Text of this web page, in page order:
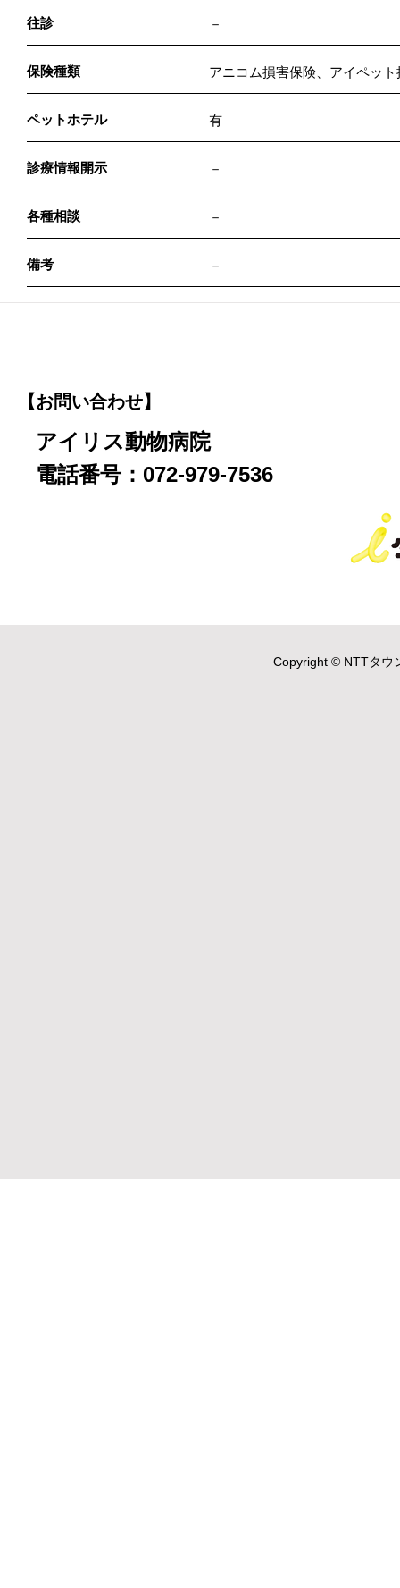
往診 －
保険種類 アニコム損害保険、アイペット
ペットホテル 有
診療情報開示 －
各種相談 －
備考 －
【お問い合わせ】
アイリス動物病院
電話番号：072-979-7536
Copyright © NTTタウ